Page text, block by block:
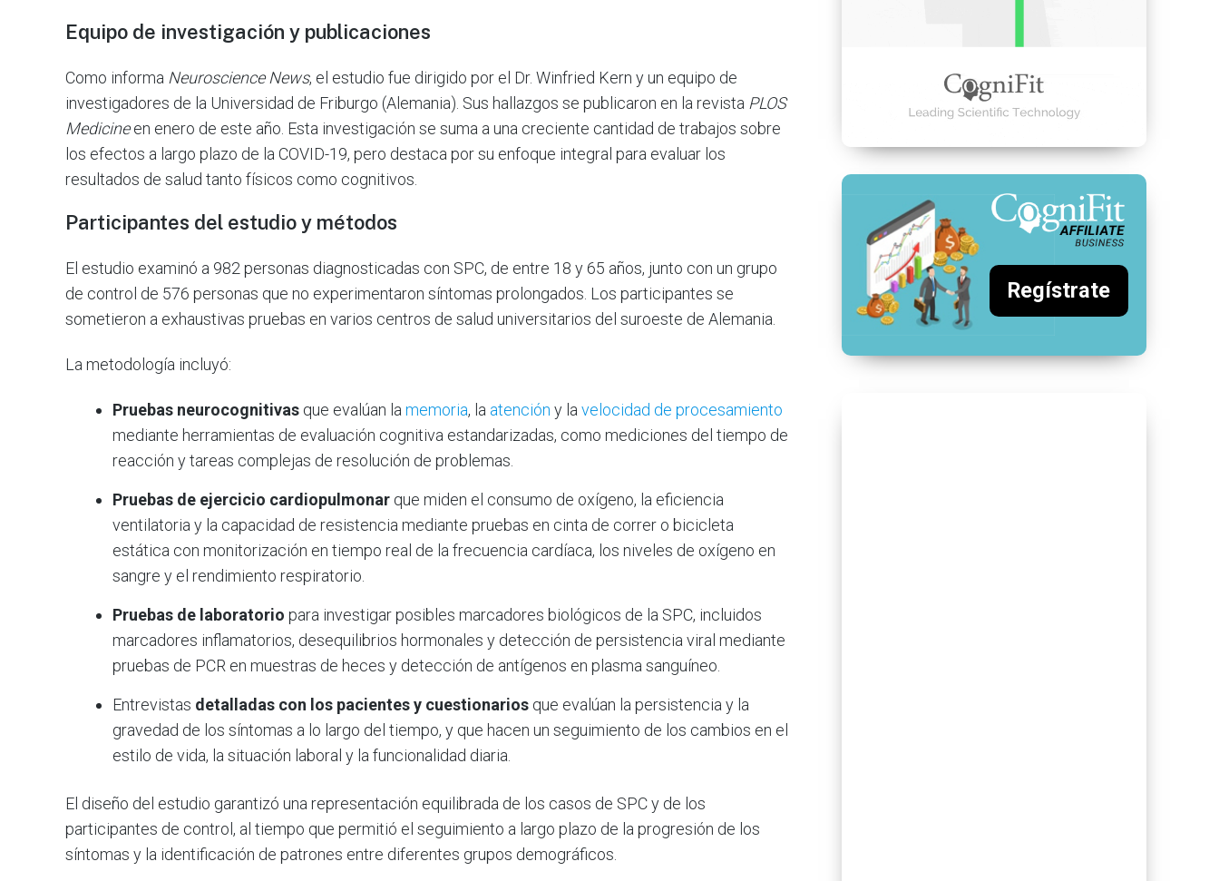
Equipo de investigación y publicaciones
Como informa Neuroscience News, el estudio fue dirigido por el Dr. Winfried Kern y un equipo de
investigadores de la Universidad de Friburgo (Alemania). Sus hallazgos se publicaron en la revista PLOS
Medicineen enero de este año. Esta investigación se suma a una creciente cantidad de trabajos sobre
los efectos a largo plazo de la COVID-19, pero destaca por su enfoque integral para evaluar los
resultados de salud tanto físicos como cognitivos.
Participantes del estudio y métodos
El estudio examinó a 982 personas diagnosticadas con SPC, de entre 18 y 65 años, junto con un grupo
de control de 576 personas que no experimentaron síntomas prolongados. Los participantes se
sometieron a exhaustivas pruebas en varios centros de salud universitarios del suroeste de Alemania.
La metodología incluyó:
Pruebas neurocognitivas que evalúan lamemoria, la atención y lavelocidad de procesamiento
mediante herramientas de evaluación cognitiva estandarizadas, como mediciones del tiempo de
reacción y tareas complejas de resolución de problemas.
Pruebas de ejercicio cardiopulmonar que miden el consumo de oxígeno, la eficiencia
ventilatoria y la capacidad de resistencia mediante pruebas en cinta de correr o bicicleta
estática con monitorización en tiempo real de la frecuencia cardíaca, los niveles de oxígeno en
sangre y el rendimiento respiratorio.
Pruebas de laboratorio para investigar posibles marcadores biológicos de la SPC, incluidos
marcadores inflamatorios, desequilibrios hormonales y detección de persistencia viral mediante
pruebas de PCR en muestras de heces y detección de antígenos en plasma sanguíneo.
Entrevistas detalladas con los pacientes y cuestionarios que evalúan la persistencia y la
gravedad de los síntomas a lo largo del tiempo, y que hacen un seguimiento de los cambios en el
estilo de vida, la situación laboral y la funcionalidad diaria.
El diseño del estudio garantizó una representación equilibrada de los casos de SPC y de los
participantes de control, al tiempo que permitió el seguimiento a largo plazo de la progresión de los
síntomas y la identificación de patrones entre diferentes grupos demográficos.
Regístrate